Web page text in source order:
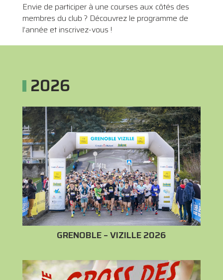
Envie de participer à une courses aux côtés des
membres du club ? Découvrez le programme de
l’année et inscrivez-vous !
2026
GRENOBLE – VIZILLE 2026